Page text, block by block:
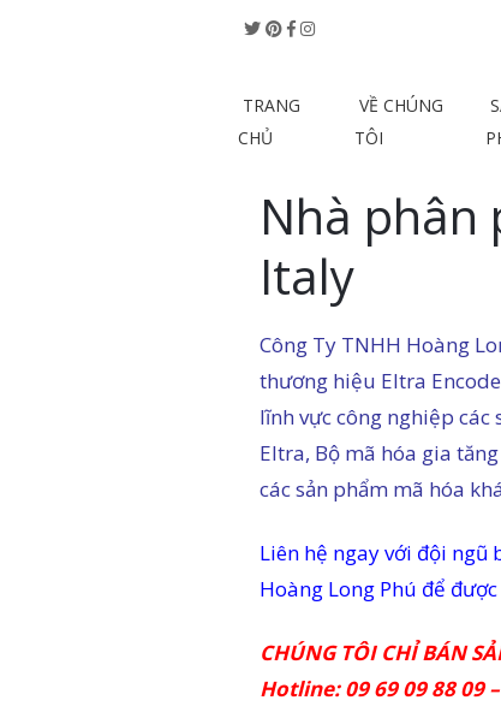
TRANG
CHỦ
VỀ CHÚNG
TÔI
Nhà phân
Italy
Công Ty TNHH Hoàng
thương hiệu Eltra
lĩnh vực công nghiệp
Eltra, Bộ mã hóa gia
các sản phẩm mã hóa
Liên hệ ngay với đội ngũ
Hoàng Long Phú để
CHÚNG TÔI CHỈ BÁN
Hotline: 09 69 09 88 09